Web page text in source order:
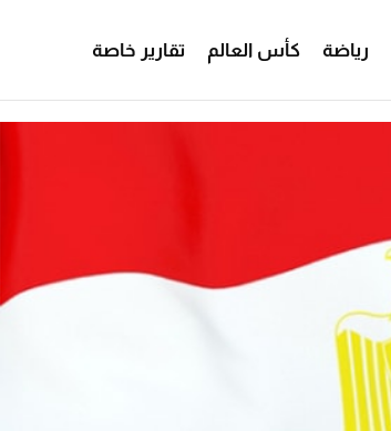
رياضة كأس العالم تقارير خاصة